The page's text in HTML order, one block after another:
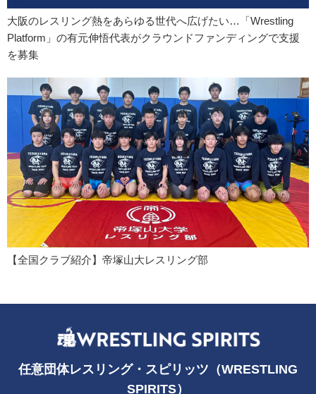
大阪のレスリング熱をあらゆる世代へ広げたい…「Wrestling
Platform」の有元伸悟代表がクラウンドファンディングで支援
を募集
【全国クラブ紹介】帝塚山大レスリング部
任意団体レスリング・スピリッツ（WRESTLING
SPIRITS）